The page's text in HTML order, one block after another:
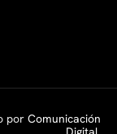
por Comunicación